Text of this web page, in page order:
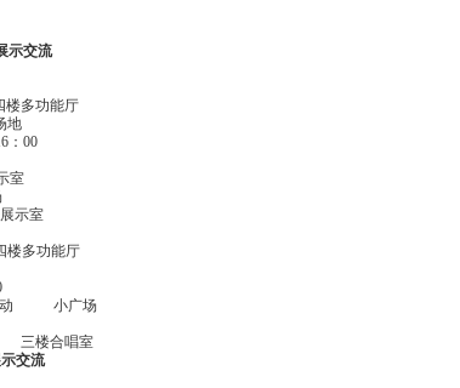
示交流
楼多功能厅
地
： 00
室
示室
楼多功能厅
活动
小广场
三楼合唱室
交流